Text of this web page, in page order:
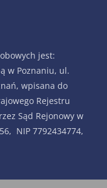
jest:
w Poznaniu, ul.
wpisana do
Rejestru
Sąd Rejonowy w
NIP 7792434774,